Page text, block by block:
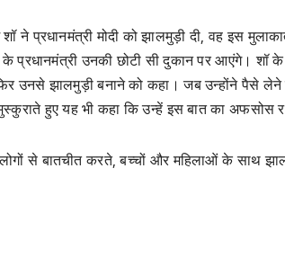
ने प्रधानमंत्री मोदी को झालमुड़ी दी, वह इस
के प्रधानमंत्री उनकी छोटी सी दुकान पर आएंगे। शॉ
उनसे झालमुड़ी बनाने को कहा। जब उन्होंने पैसे लेने
हुए यह भी कहा कि उन्हें इस बात का अफसोस
लोगों से बातचीत करते, बच्चों और महिलाओं के